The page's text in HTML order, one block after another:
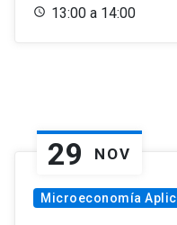
13:00 a 14:00
29 NOV
Microeconomía